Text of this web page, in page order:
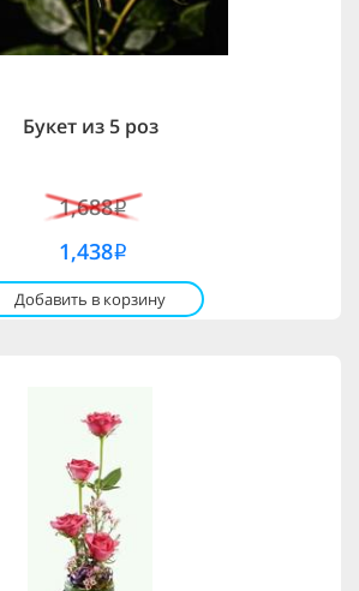
Букет из 5 роз
1,688i
1,438i
Добавить в корзину